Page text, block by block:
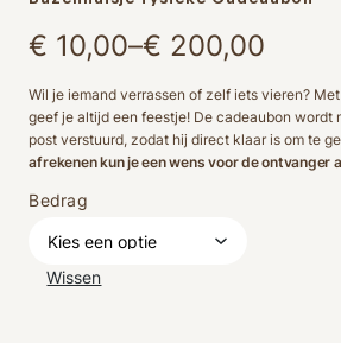
€ 10,00–€ 200,00
Prijsklasse:
€ 10,00
tot
€ 200,00
Wil je iemand verrassen of zelf iets vieren?
geef je altijd een feestje! De cadeaubon wordt
post verstuurd, zodat hij direct klaar is om te
afrekenen kun je een wens voor de ontvanger
Bedrag
Wissen